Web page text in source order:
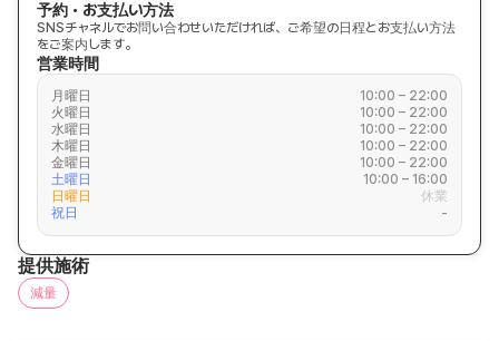
予約・お支払い方法
SNSチャネルでお問い合わせいただければ、ご希望の日程とお支払い方法
をご案内します。
営業時間
月曜日
10:00 – 22:00
火曜日
10:00 – 22:00
水曜日
10:00 – 22:00
木曜日
10:00 – 22:00
金曜日
10:00 – 22:00
土曜日
10:00 – 16:00
日曜日
休業
祝日
-
提供施術
減量